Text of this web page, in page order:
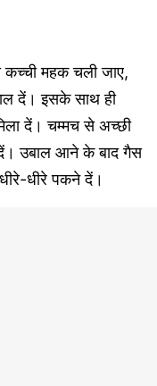
महक चली जाए,
दें। इसके साथ ही
दें। चम्मच से अच्छी
उबाल आने के बाद गैस
धीरे पकने दें।